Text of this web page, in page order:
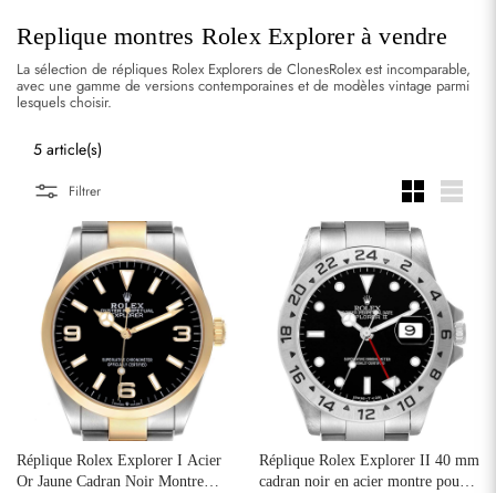
Replique montres Rolex Explorer à vendre
La sélection de répliques Rolex Explorers de ClonesRolex est incomparable,
avec une gamme de versions contemporaines et de modèles vintage parmi
lesquels choisir.
5 article(s)
Filtrer
Réplique Rolex Explorer I Acier
Or Jaune Cadran Noir Montre
Réplique Rolex Explorer II 40 mm
cadran noir en acier montre pour